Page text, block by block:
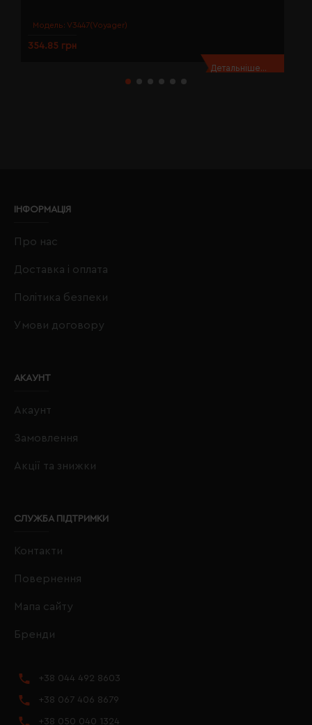
Модель: V3447(Voyager)
354.85 грн
Детальніше...
ІНФОРМАЦІЯ
Про нас
Доставка і оплата
Політика безпеки
Умови договору
АКАУНТ
Акаунт
Замовлення
Акції та знижки
СЛУЖБА ПІДТРИМКИ
Контакти
Повернення
Мапа сайту
Бренди
+38 044 492 8603
+38 067 406 8679
+38 050 040 1324